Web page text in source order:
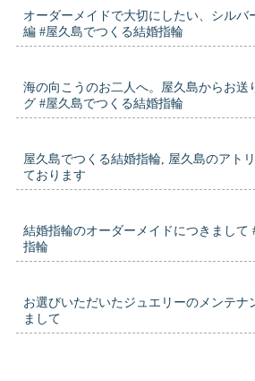
オーダーメイドで大切にしたい、シルバ
編 #屋久島でつくる結婚指輪
海の向こうのお二人へ。屋久島からお送
グ #屋久島でつくる結婚指輪
屋久島でつくる結婚指輪, 屋久島のアト
ております
結婚指輪のオーダーメイドにつきまして
指輪
お選びいただいたジュエリーのメンテナ
まして